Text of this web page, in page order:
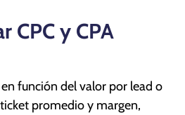
CPC y CPA
función del valor por lead o
promedio y margen,